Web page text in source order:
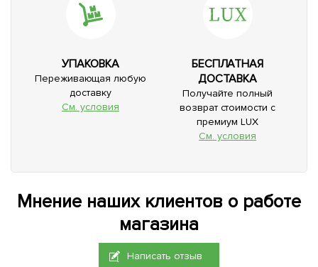
УПАКОВКА
Переживающая любую
доставку
См. условия
БЕСПЛАТНАЯ
ДОСТАВКА
Получайте полный
возврат стоимости с
премиум LUX
См. условия
Мнение наших клиентов о работе
магазина
Написать отзыв